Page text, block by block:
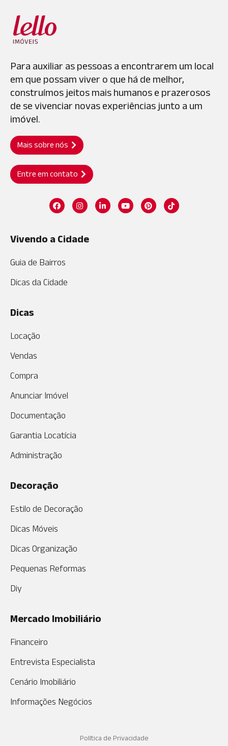
Para auxiliar as pessoas a encontrarem um local
em que possam viver o que há de melhor,
construímos jeitos mais humanos e prazerosos
de se vivenciar novas experiências junto a um
imóvel.
Mais sobre nós
Entre em contato
Vivendo a Cidade
Guia de Bairros
Dicas da Cidade
Dicas
Locação
Vendas
Compra
Anunciar Imóvel
Documentação
Garantia Locatícia
Administração
Decoração
Estilo de Decoração
Dicas Móveis
Dicas Organização
Pequenas Reformas
Diy
Mercado Imobiliário
Financeiro
Entrevista Especialista
Cenário Imobiliário
Informações Negócios
Política de Privacidade